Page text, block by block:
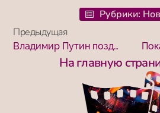
Рубрики:
Предыдущая
Владимир Путин поздравил «Мосфильм» с юбилеем
На главную